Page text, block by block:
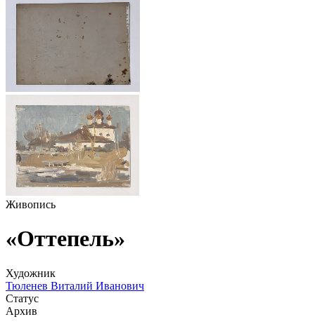
Живопись
«Оттепель»
Художник
Тюленев Виталий Иванович
Статус
Архив